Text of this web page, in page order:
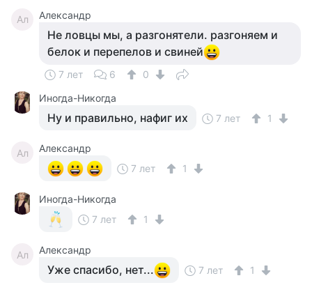
Ал Александр
Не ловцы мы, а разгонятели. разгоняем и
белок и перепелов и свиней
7 лет 6
0
Иногда-Никогда
Ну и правильно, нафиг их 7 лет 1
Ал
Александр
7 лет
1
Иногда-Никогда
7 лет
1
Ал Александр
Уже спасибо, нет... 7 лет 1